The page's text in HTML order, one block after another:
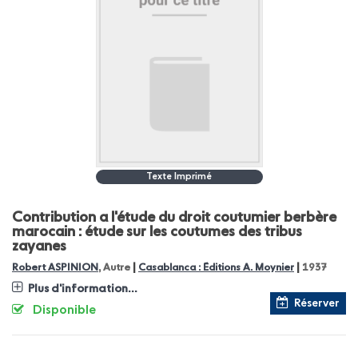
Texte Imprimé
Contribution a l'étude du droit coutumier berbère
marocain : étude sur les coutumes des tribus
zayanes
Robert ASPINION , Autre Casablanca : Éditions A. Moynier 1937
Plus d'information...
Réserver
Disponible